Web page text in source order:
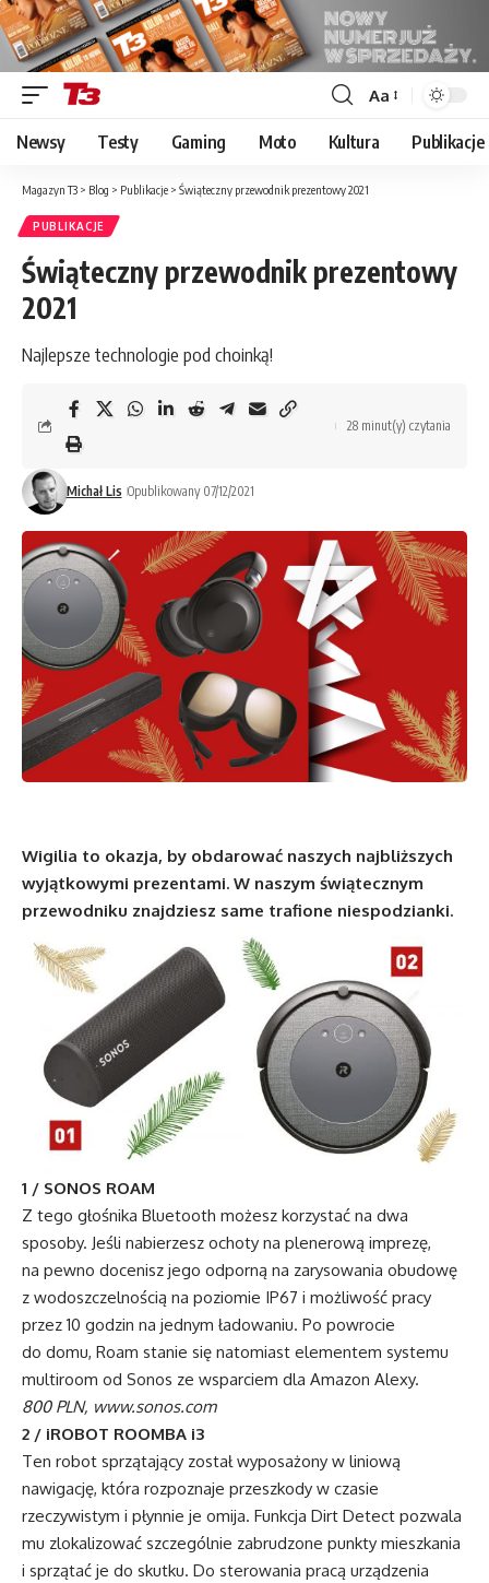
Font
Resizer
Aa
Newsy Testy Gaming Moto Kultura Publikacje
Magazyn T3 > Blog > Publikacje > Świąteczny przewodnik prezentowy 2021
PUBLIKACJE
Świąteczny przewodnik prezentowy
2021
Najlepsze technologie pod choinką!
Michał Lis Opublikowany 07/12/2021
28 minut(y) czytania
Wigilia to okazja, by obdarować naszych najbliższych
wyjątkowymi prezentami. W naszym świątecznym
przewodniku znajdziesz same trafione niespodzianki.
1 / SONOS ROAM
Z tego głośnika Bluetooth możesz korzystać na dwa
sposoby. Jeśli nabierzesz ochoty na plenerową imprezę,
na pewno docenisz jego odporną na zarysowania obudowę
z wodoszczelnością na poziomie IP67 i możliwość pracy
przez 10 godzin na jednym ładowaniu. Po powrocie
do domu, Roam stanie się natomiast elementem systemu
multiroom od Sonos ze wsparciem dla Amazon Alexy.
800 PLN, www.sonos.com
2 / iROBOT ROOMBA i3
Ten robot sprzątający został wyposażony w liniową
nawigację, która rozpoznaje przeszkody w czasie
rzeczywistym i płynnie je omija. Funkcja Dirt Detect pozwala
mu zlokalizować szczególnie zabrudzone punkty mieszkania
i sprzątać je do skutku. Do sterowania pracą urządzenia